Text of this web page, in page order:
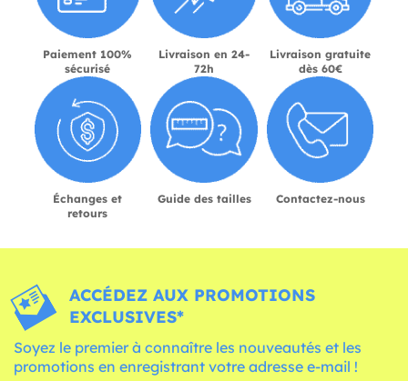
Paiement 100%
sécurisé
Livraison en 24-
72h
Livraison gratuite
dès 60€
Échanges et
retours
Guide des tailles Contactez-nous
ACCÉDEZ AUX PROMOTIONS
EXCLUSIVES*
Soyez le premier à connaître les nouveautés et les
promotions en enregistrant votre adresse e-mail !